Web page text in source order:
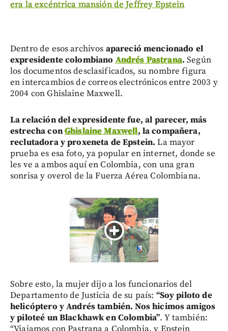
era la excéntrica mansión de Jeffrey Epstein
Dentro de esos archivos apareció mencionado el
expresidente colombiano Andrés Pastrana. Según
los documentos desclasificados, su nombre figura
en intercambios de correos electrónicos entre 2003 y
2004 con Ghislaine Maxwell.
La relación del expresidente fue, al parecer, más
estrecha conGhislaine Maxwell, la compañera,
reclutadora y proxeneta de Epstein. La mayor
prueba es esa foto, ya popular en internet, donde se
les ve a ambos aquí en Colombia, con una gran
sonrisa y overol de la Fuerza Aérea Colombiana.
Sobre esto, la mujer dijo a los funcionarios del
Departamento de Justicia de su país: “Soy piloto de
helicóptero y Andrés también. Nos hicimos amigos
y piloteé un Blackhawk en Colombia”. Y también: